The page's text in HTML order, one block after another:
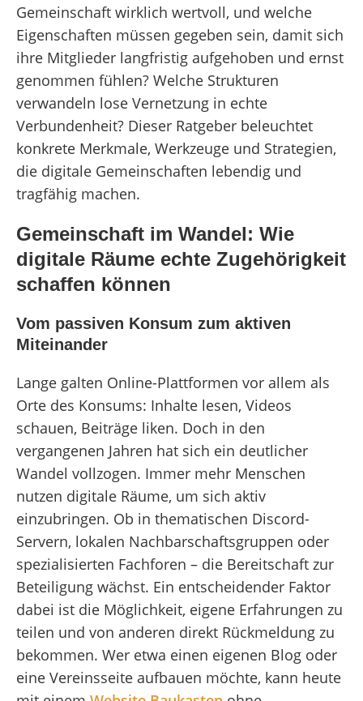
Gemeinschaft wirklich wertvoll, und welche
Eigenschaften müssen gegeben sein, damit sich
ihre Mitglieder langfristig aufgehoben und ernst
genommen fühlen? Welche Strukturen
verwandeln lose Vernetzung in echte
Verbundenheit? Dieser Ratgeber beleuchtet
konkrete Merkmale, Werkzeuge und Strategien,
die digitale Gemeinschaften lebendig und
tragfähig machen.
Gemeinschaft im Wandel: Wie
digitale Räume echte Zugehörigkeit
schaffen können
Vom passiven Konsum zum aktiven
Miteinander
Lange galten Online-Plattformen vor allem als
Orte des Konsums: Inhalte lesen, Videos
schauen, Beiträge liken. Doch in den
vergangenen Jahren hat sich ein deutlicher
Wandel vollzogen. Immer mehr Menschen
nutzen digitale Räume, um sich aktiv
einzubringen. Ob in thematischen Discord-
Servern, lokalen Nachbarschaftsgruppen oder
spezialisierten Fachforen – die Bereitschaft zur
Beteiligung wächst. Ein entscheidender Faktor
dabei ist die Möglichkeit, eigene Erfahrungen zu
teilen und von anderen direkt Rückmeldung zu
bekommen. Wer etwa einen eigenen Blog oder
eine Vereinsseite aufbauen möchte, kann heute